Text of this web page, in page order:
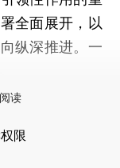
全面展开，以
纵深推进。一
读
限